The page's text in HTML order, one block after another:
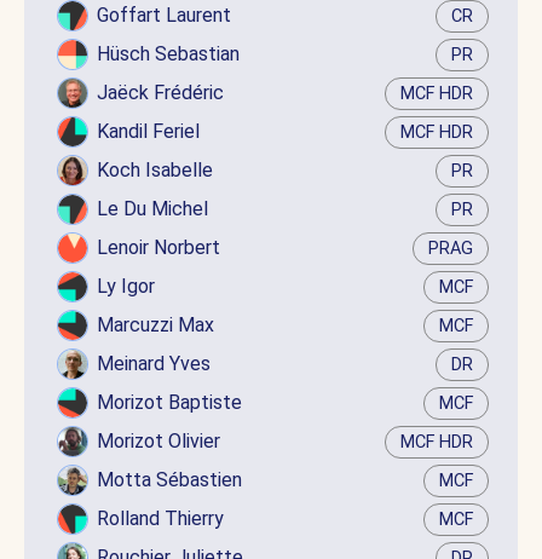
Goffart Laurent CR
Hüsch Sebastian PR
Jaëck Frédéric MCF HDR
Kandil Feriel MCF HDR
Koch Isabelle PR
Le Du Michel PR
Lenoir Norbert PRAG
Ly Igor MCF
Marcuzzi Max MCF
Meinard Yves DR
Morizot Baptiste MCF
Morizot Olivier MCF HDR
Motta Sébastien MCF
Rolland Thierry MCF